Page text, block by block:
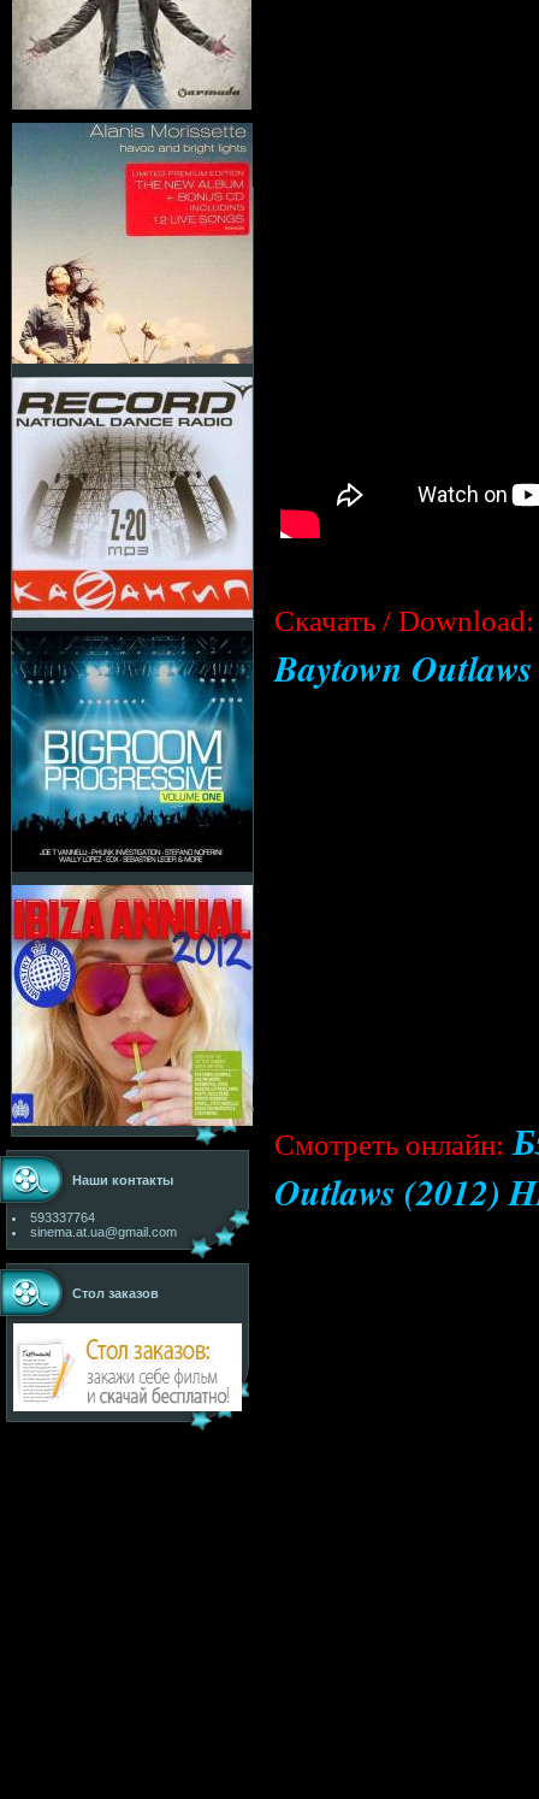
Наши контакты
593337764
sinema.at.ua@gmail.com
Стол заказов
Cкачать / Download:
Baytown
Cмотреть онлайн:
Outlaws (2012)